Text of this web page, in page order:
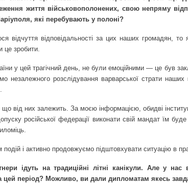
життя військовополонених, свою непряму
які перебувають у полоні?
відчуття відповідальності за цих наших громадян, то
це зробити.
у цей трагічний день, не були емоційними — це був
незалежного розслідування варварської страти наших
що від них залежить. За моєю інформацією, обидві
російської федерації виконати свій мандат їм
і активно продовжуємо підштовхувати ситуацію в
ідуть на традиційні літні канікули. Але у
цей період? Можливо, ви дали дипломатам якесь